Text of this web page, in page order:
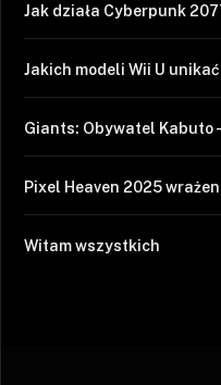
Jak działa Cyberpunk
Jakich modeli Wii U
Giants: Obywatel Kabuto
Pixel Heaven 2025
Witam wszystkich